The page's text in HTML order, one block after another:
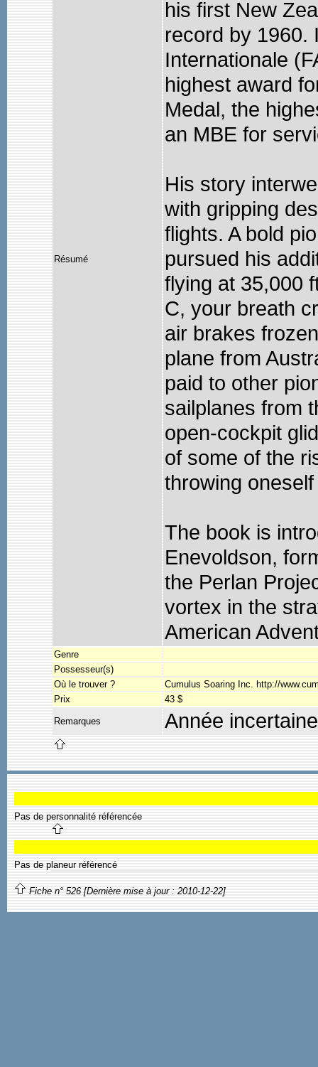
Résumé
his first New
record by 1960.
Internationale
highest award
Medal, the
an MBE for
His story
with gripping
flights. A bold
pursued his
flying at 35,000
C, your breath
air brakes
plane from
paid to other
sailplanes from
open-cockpit
of some of the
throwing
The book is
Enevoldson,
the Perlan
vortex in the
American
Genre
Possesseur(s)
Où le trouver ?
Cumulus Soaring Inc. http://
Prix
43 $
Remarques Année
Pas de personnalité référencée
Pas de planeur référencé
Fiche n° 526 [Dernière mise à jour : 2010-12-22]